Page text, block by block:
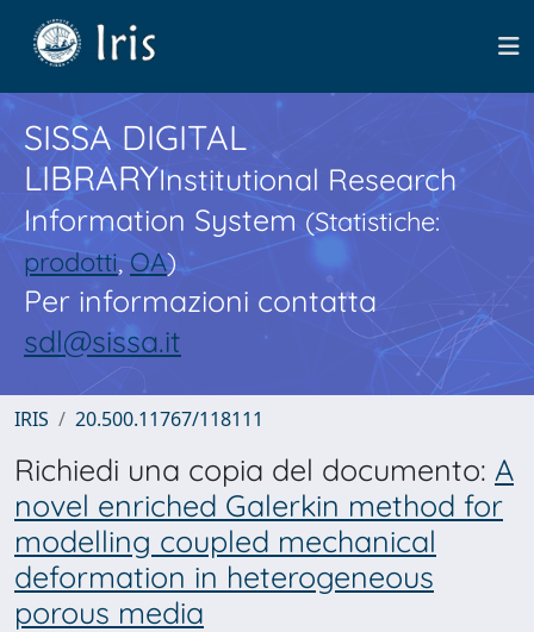
SISSA DIGITAL
LIBRARYInstitutional Research
Information System(Statistiche:
prodotti,OA)
Per informazioni contatta
sdl@sissa.it
IRIS 20.500.11767/118111
Richiedi una copia del documento: A
novel enriched Galerkin method for
modelling coupled mechanical
deformation in heterogeneous
porous media